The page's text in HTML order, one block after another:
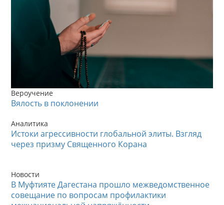
Вероучение
Вялость в поклонении
Аналитика
Истоки агрессивности глобальной элиты. Взгляд
через призму Священного Корана
Новости
В Муфтияте Дагестана прошло межведомственное
совещание по вопросам профилактики